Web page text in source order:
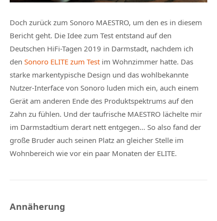
Doch zurück zum Sonoro MAESTRO, um den es in diesem
Bericht geht. Die Idee zum Test entstand auf den
Deutschen HiFi-Tagen 2019 in Darmstadt, nachdem ich
den Sonoro ELITE zum Test im Wohnzimmer hatte. Das
starke markentypische Design und das wohlbekannte
Nutzer-Interface von Sonoro luden mich ein, auch einem
Gerät am anderen Ende des Produktspektrums auf den
Zahn zu fühlen. Und der taufrische MAESTRO lächelte mir
im Darmstadtium derart nett entgegen… So also fand der
große Bruder auch seinen Platz an gleicher Stelle im
Wohnbereich wie vor ein paar Monaten der ELITE.
Annäherung